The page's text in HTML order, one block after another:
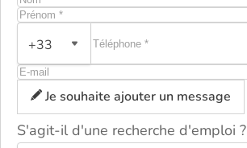
+33
Je souhaite ajouter un message
S'agit-il d'une recherche d'emploi ?